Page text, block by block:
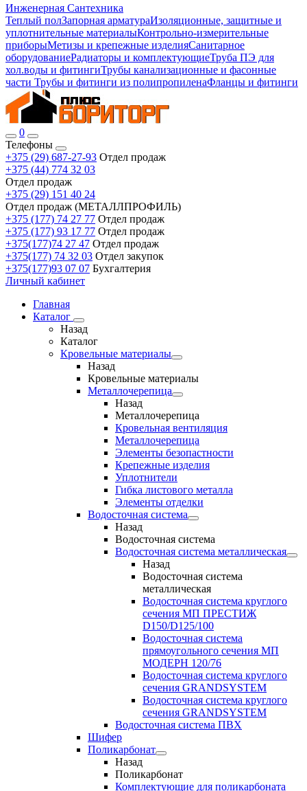
Инженерная Сантехника
Теплый полЗапорная арматураИзоляционные, защитные и
уплотнительные материалыКонтрольно-измерительные
приборыМетизы и крепежные изделияСанитарное
оборудованиеРадиаторы и комплектующиеТруба ПЭ для
хол.воды и фитингиТрубы канализационные и фасонные
части Трубы и фитинги из полипропиленаФланцы и фитинги
0
Телефоны
+375 (29) 687-27-93 Отдел продаж
+375 (44) 774 32 03
Отдел продаж
+375 (29) 151 40 24
Отдел продаж (МЕТАЛЛПРОФИЛЬ)
+375 (177) 74 27 77 Отдел продаж
+375 (177) 93 17 77 Отдел продаж
+375(177)74 27 47 Отдел продаж
+375(177) 74 32 03 Отдел закупок
+375(177)93 07 07 Бухгалтерия
Личный кабинет
Главная
Каталог
Назад
Каталог
Кровельные материалы
Назад
Кровельные материалы
Металлочерепица
Назад
Металлочерепица
Кровельная вентиляция
Металлочерепица
Элементы безопастности
Крепежные изделия
Уплотнители
Гибка листового металла
Элементы отделки
Водосточная система
Назад
Водосточная система
Водосточная система металлическая
Назад
Водосточная система
металлическая
Водосточная система круглого
сечения МП ПРЕСТИЖ
D150/D125/100
Водосточная система
прямоугольного сечения МП
МОДЕРН 120/76
Водосточная система круглого
сечения GRANDSYSTEM
Водосточная система круглого
сечения GRANDSYSTEM
Водосточная система ПВХ
Шифер
Поликарбонат
Назад
Поликарбонат
Комплектующие для поликарбоната